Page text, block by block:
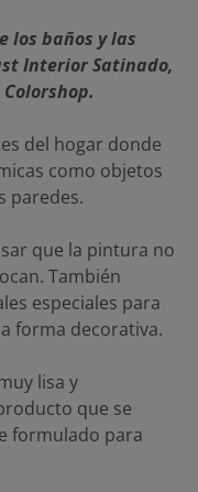
los baños y las
Interior Satinado,
del hogar donde
como objetos
paredes.
que la pintura no
También
especiales para
forma decorativa.
lisa y
que se
formulado para